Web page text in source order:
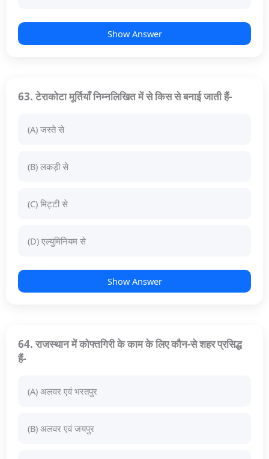
Show Answer
63. टेराकोटा मूर्तियाँ निम्नलिखित में से किस से बनाई जाती हैं-
(A) जस्ते से
(B) लकड़ी से
(C) मिट्टी से
(D) एल्युमिनियम से
Show Answer
64. राजस्थान में कोफ्तगिरी के काम के लिए कौन-से शहर प्रसिद्ध
हैं-
(A) अलवर एवं भरतपुर
(B) अलवर एवं जयपुर